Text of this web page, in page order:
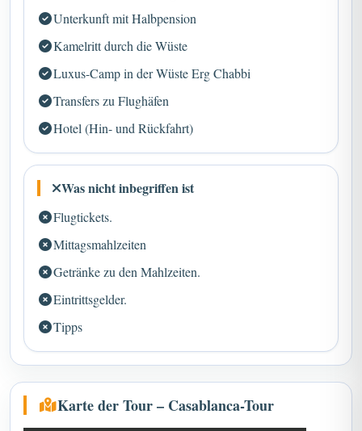
Unterkunft mit Halbpension
Kamelritt durch die Wüste
Luxus-Camp in der Wüste Erg Chabbi
Transfers zu Flughäfen
Hotel (Hin- und Rückfahrt)
Was nicht inbegriffen ist
Flugtickets.
Mittagsmahlzeiten
Getränke zu den Mahlzeiten.
Eintrittsgelder.
Tipps
Karte der Tour – Casablanca-Tour